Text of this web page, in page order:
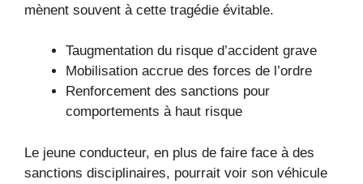
mènent souvent à cette tragédie évitable.
Taugmentation du risque d’accident grave
Mobilisation accrue des forces de l’ordre
Renforcement des sanctions pour
comportements à haut risque
Le jeune conducteur, en plus de faire face à des
sanctions disciplinaires, pourrait voir son véhicule